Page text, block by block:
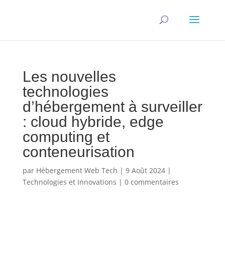
Les nouvelles
technologies
d’hébergement à surveiller
: cloud hybride, edge
computing et
conteneurisation
par Hébergement Web Tech | 9 Août 2024|
Technologies et Innovations | 0 commentaires